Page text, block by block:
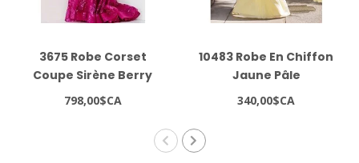
3675 Robe Corset
Coupe Sirène Berry
798,00$CA
10483 Robe En Chiffon
Jaune Pâle
340,00$CA